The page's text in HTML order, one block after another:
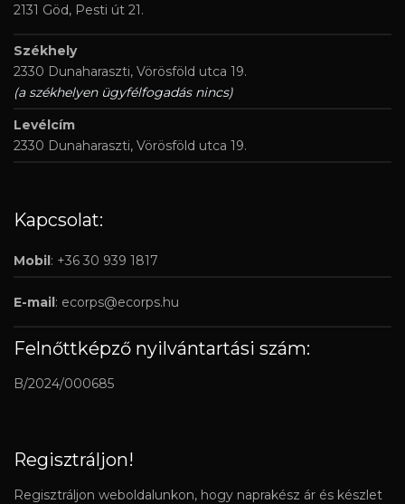
2131 Göd, Pesti út 21.
Székhely
2330 Dunaharaszti, Vörösföld utca 19.
(a székhelyen ügyfélfogadás nincs)
Levélcím
2330 Dunaharaszti, Vörösföld utca 19.
Kapcsolat:
Mobil: +36 30 939 1817
E-mail: ecorps@ecorps.hu
Felnőttképző nyilvántartási szám:
B/2024/000685
Regisztráljon!
Regisztráljon weboldalunkon, hogy naprakész ár és készlet